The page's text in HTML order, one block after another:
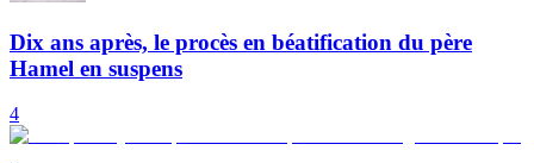
Dix ans après, le procès en béatification du père
Hamel en suspens
4